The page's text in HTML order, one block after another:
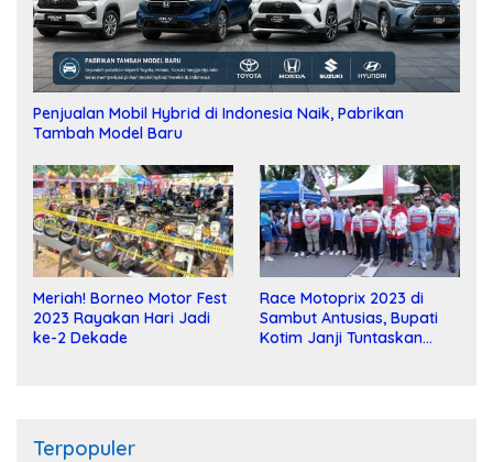
Penjualan Mobil Hybrid di Indonesia Naik, Pabrikan
Tambah Model Baru
Meriah! Borneo Motor Fest
2023 Rayakan Hari Jadi
ke-2 Dekade
Race Motoprix 2023 di
Sambut Antusias, Bupati
Kotim Janji Tuntaskan
Terpopuler